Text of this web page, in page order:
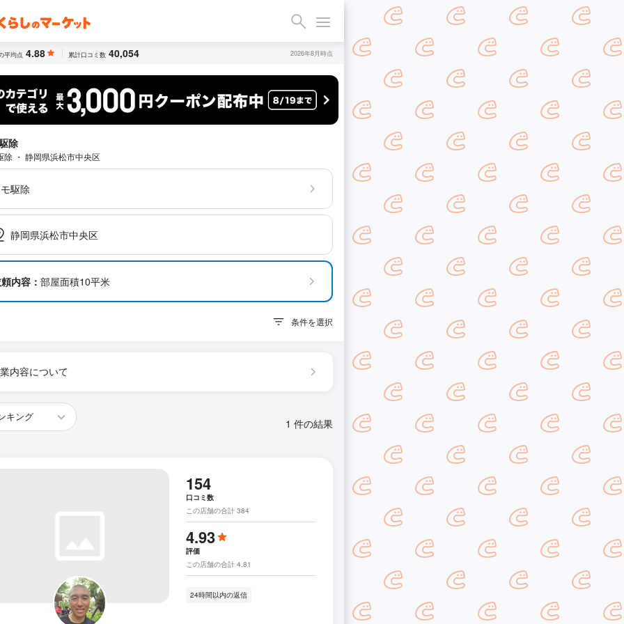
平均点 4.88 累計口コミ数 40,054 2026年8月時点
除
除 ・ 静岡県浜松市中央区
駆除
静岡県浜松市中央区
内容： 部屋面積10平米
条件を選択
内容について
1 件の結果
154
口コミ数
この店舗の合計 384
4.93
評価
この店舗の合計 4.81
24時間以内の返信